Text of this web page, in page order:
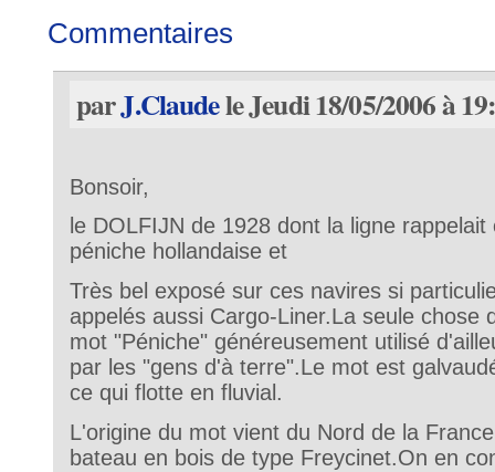
Commentaires
parJ.Claudele Jeudi 18/05/2006 à
Bonsoir,
le DOLFIJN de 1928 dont la ligne rappelait
péniche hollandaise et
Très bel exposé sur ces navires si
appelés aussi Cargo-Liner.La seule chose
mot "Péniche" généreusement utilisé
par les "gens d'à terre".Le mot est
ce qui flotte en fluvial.
L'origine du mot vient du Nord de la
bateau en bois de type Freycinet.On en